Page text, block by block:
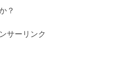
？
サーリンク